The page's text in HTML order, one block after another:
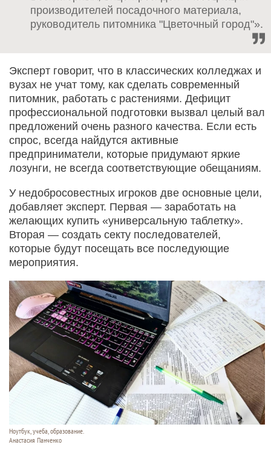
производителей посадочного материала,
руководитель питомника "Цветочный город"».
Эксперт говорит, что в классических колледжах и
вузах не учат тому, как сделать современный
питомник, работать с растениями. Дефицит
профессиональной подготовки вызвал целый вал
предложений очень разного качества. Если есть
спрос, всегда найдутся активные
предприниматели, которые придумают яркие
лозунги, не всегда соответствующие обещаниям.
У недобросовестных игроков две основные цели,
добавляет эксперт. Первая — заработать на
желающих купить «универсальную таблетку».
Вторая — создать секту последователей,
которые будут посещать все последующие
мероприятия.
Ноутбук, учеба, образование.
Анастасия Панченко